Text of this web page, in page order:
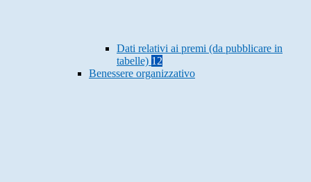
Dati relativi ai premi (da pubblicare in
tabelle) 12
Benessere organizzativo